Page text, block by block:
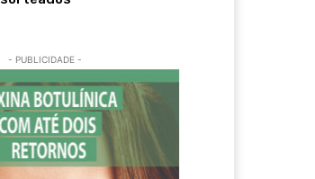
- PUBLICIDADE -